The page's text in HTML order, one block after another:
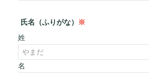
氏名（ふりがな）
※
姓
名